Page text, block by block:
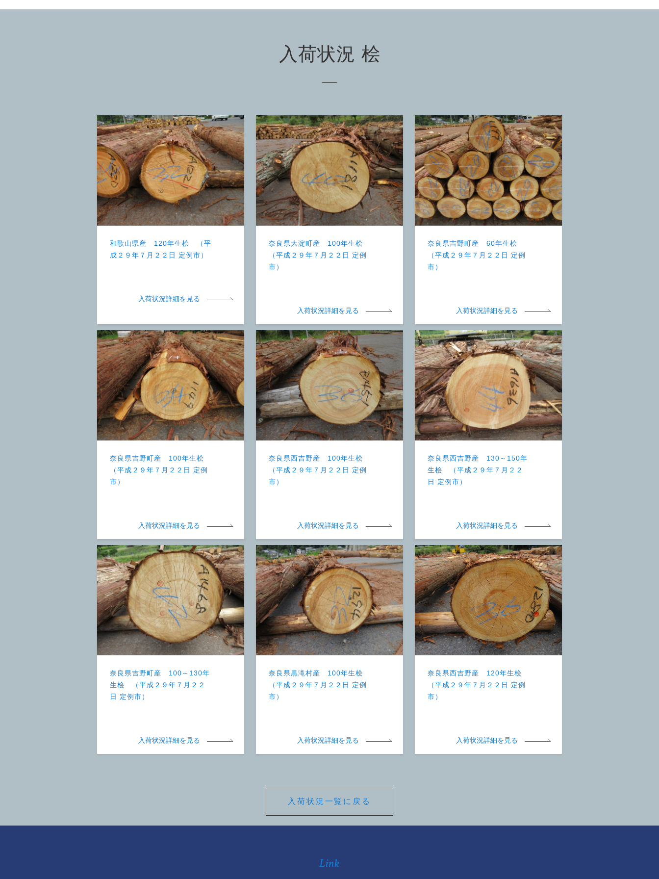
入荷状況 桧
和歌山県産 120年生桧 （平
成２９年７月２２日 定例市）
入荷状況詳細を見る
奈良県大淀町産 100年生桧
（平成２９年７月２２日 定例
市）
入荷状況詳細を見る
奈良県吉野町産 60年生桧
（平成２９年７月２２日 定例
市）
入荷状況詳細を見る
奈良県吉野町産 100年生桧
（平成２９年７月２２日 定例
市）
入荷状況詳細を見る
奈良県西吉野産 100年生桧
（平成２９年７月２２日 定例
市）
入荷状況詳細を見る
奈良県西吉野産 130～150年
生桧 （平成２９年７月２２
日 定例市）
入荷状況詳細を見る
奈良県吉野町産 100～130年
生桧 （平成２９年７月２２
日 定例市）
入荷状況詳細を見る
奈良県黒滝村産 100年生桧
（平成２９年７月２２日 定例
市）
入荷状況詳細を見る
奈良県西吉野産 120年生桧
（平成２９年７月２２日 定例
市）
入荷状況詳細を見る
入荷状況一覧に戻る
Link